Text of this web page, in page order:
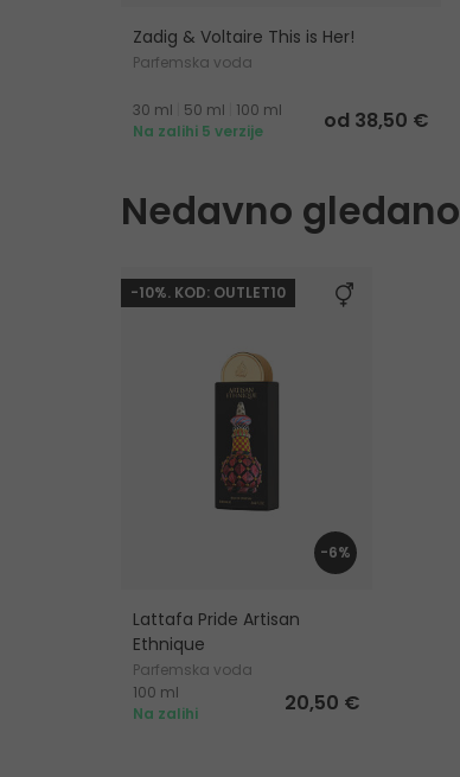
Zadig & Voltaire This is Her!
Parfemska voda
30 ml 50 ml
100 ml
Na zalihi 5 verzije
od 38,50 €
Nedavno gledano
-10%. KOD: OUTLET10
-6%
Lattafa Pride Artisan
Ethnique
Parfemska voda
100 ml
Na zalihi
20,50 €